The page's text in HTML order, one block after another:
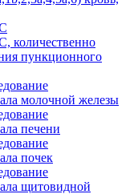
количественно
пункционного
молочной железы
печени
почек
щитовидной